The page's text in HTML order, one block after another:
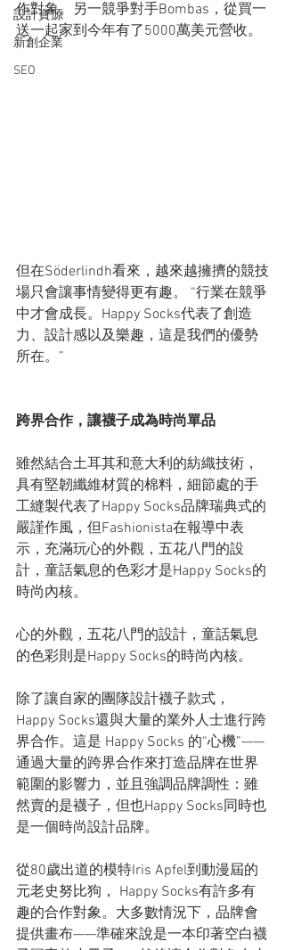
設計資源
新創企業
SEO
作對象。另一競爭對手Bombas，從買一
送一起家到今年有了5000萬美元營收。
但在Söderlindh看來，越來越擁擠的競技
場只會讓事情變得更有趣。 “行業在競爭
中才會成長。Happy Socks代表了創造
力、設計感以及樂趣，這是我們的優勢
所在。”
跨界合作，讓襪子成為時尚單品
雖然結合土耳其和意大利的紡織技術，
具有堅韌纖維材質的棉料，細節處的手
工縫製代表了Happy Socks品牌瑞典式的
嚴謹作風，但Fashionista在報導中表
示，充滿玩心的外觀，五花八門的設
計，童話氣息的色彩才是Happy Socks的
時尚內核。
心的外觀，五花八門的設計，童話氣息
的色彩則是Happy Socks的時尚內核。
除了讓自家的團隊設計襪子款式，
Happy Socks還與大量的業外人士進行跨
界合作。這是 Happy Socks 的“心機”——
通過大量的跨界合作來打造品牌在世界
範圍的影響力，並且強調品牌調性：雖
然賣的是襪子，但也Happy Socks同時也
是一個時尚設計品牌。
從80歲出道的模特Iris Apfel到動漫屆的
元老史努比狗， Happy Socks有許多有
趣的合作對象。大多數情況下，品牌會
提供畫布——準確來說是一本印著空白襪